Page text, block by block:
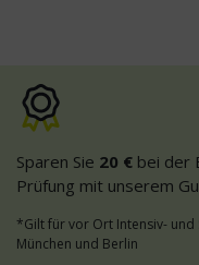
Sparen Sie 20 € bei der
Prüfung mit unserem
*Gilt für vor Ort Intensiv- und
München und Berlin